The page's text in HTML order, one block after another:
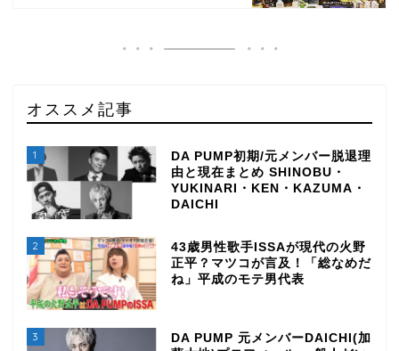
オススメ記事
1
DA PUMP初期/元メンバー脱退理
由と現在まとめ SHINOBU・
YUKINARI・KEN・KAZUMA・
DAICHI
2
43歳男性歌手ISSAが現代の火野
正平？マツコが言及！「総なめだ
ね」平成のモテ男代表
3
DA PUMP 元メンバーDAICHI(加